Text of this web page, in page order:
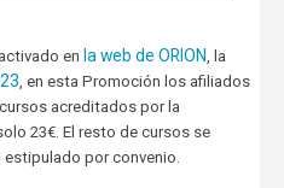
en la web de ORION, la
, en esta Promoción los afiliados
acreditados por la
23€. El resto de cursos se
por convenio.